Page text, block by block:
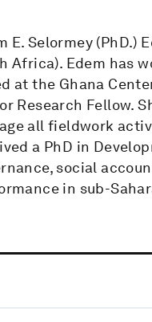
E. Selormey (PhD.)
Africa). Edem has
at the Ghana
Research Fellow.
all fieldwork
a PhD in
social
in sub-